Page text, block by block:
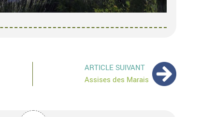
ARTICLE SUIVANT
Assises des Marais